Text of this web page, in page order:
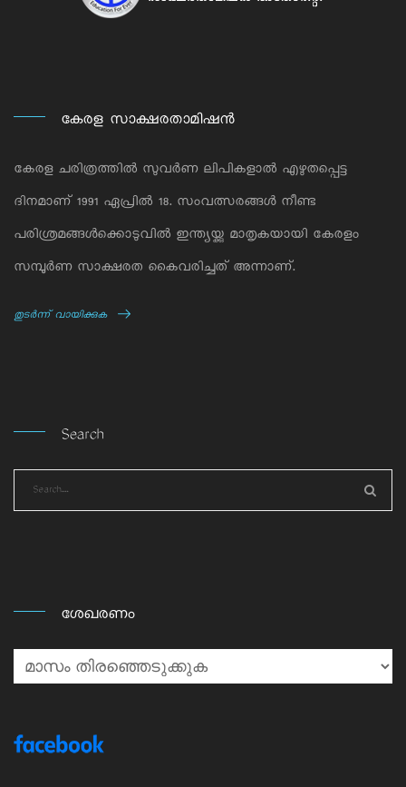
കേരള സാക്ഷരതാമിഷന്‍
കേരള ചരിത്രത്തില്‍ സുവര്‍ണ ലിപികളാല്‍ എഴുതപ്പെട്ട
ദിനമാണ് 1991 ഏപ്രില്‍ 18. സംവത്സരങ്ങള്‍ നീണ്ട
പരിശ്രമങ്ങള്‍ക്കൊടുവില്‍ ഇന്ത്യയ്ക്കു മാതൃകയായി കേരളം
സമ്പൂര്‍ണ സാക്ഷരത കൈവരിച്ചത് അന്നാണ്.
തുടര്‍ന്ന് വായിക്കുക
Search
ശേഖരണം
ശേഖരണം